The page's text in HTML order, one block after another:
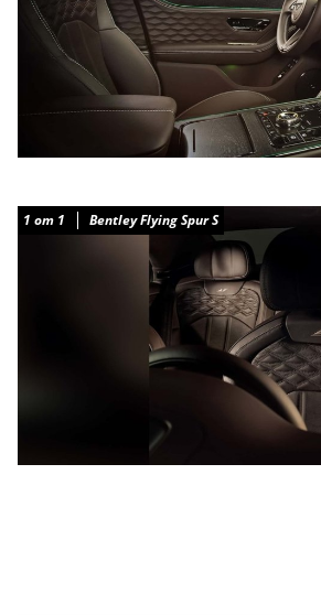
1 от 1 Bentley Flying Spur S